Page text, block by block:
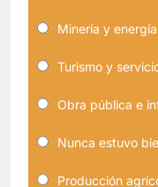
Minería y
Turismo y
Obra pública e
Nunca estuvo
Producción